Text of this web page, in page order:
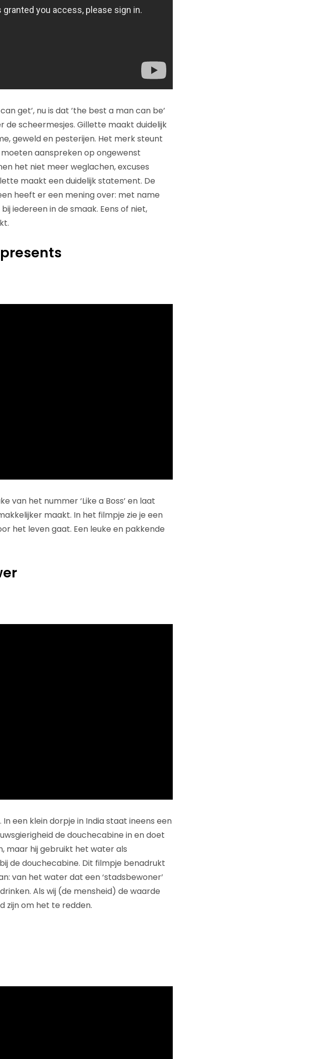
get’, nu is dat ’the best a man can be’
scheermesjes. Gillette maakt duidelijk
geweld en pesterijen. Het merk steunt
aanspreken op ongewenst
het niet meer weglachen, excuses
maakt een duidelijk statement. De
heeft er een mening over: met name
iedereen in de smaak. Eens of niet,
van het nummer ‘Like a Boss’ en laat
maakt. In het filmpje zie je een
het leven gaat. Een leuke en pakkende
een klein dorpje in India staat ineens een
de douchecabine in en doet
maar hij gebruikt het water als
de douchecabine. Dit filmpje benadrukt
van het water dat een ‘stadsbewoner’
Als wij (de mensheid) de waarde
zijn om het te redden.